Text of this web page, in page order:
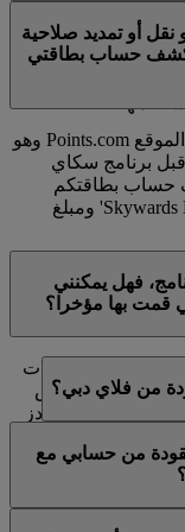
واردز لطيران
وهذا يعني أنه
لحسابات برنامج
أو تمديد صلاحية
كشف حساب بطاقتي
سيتم إجراء العمليات الخاصة بكم عبر الموقع Points.com وهو
برنامج سكاي
حساب بطاقتكم
الائتمانية، ستظهر عبارة ‘Skywards Miles by PTS' ومبلغ
من المعلومات.
فهل يمكنني
قمت بها مؤخرا؟
بالنسبة للرحلات
دبي وكوانتاس
في سكاي واردز
مع الخطوط
من فلاي دبي؟
على الموقع
من حسابي مع